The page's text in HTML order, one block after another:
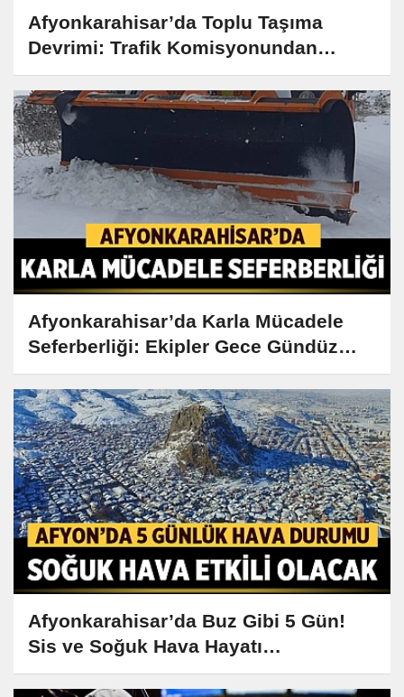
Afyonkarahisar’da Toplu Taşıma
Devrimi: Trafik Komisyonundan
Çarpıcı Kararlar!
Afyonkarahisar’da Karla Mücadele
Seferberliği: Ekipler Gece Gündüz
Demeden Çalışıyor!
Afyonkarahisar’da Buz Gibi 5 Gün!
Sis ve Soğuk Hava Hayatı
Zorlaştıracak